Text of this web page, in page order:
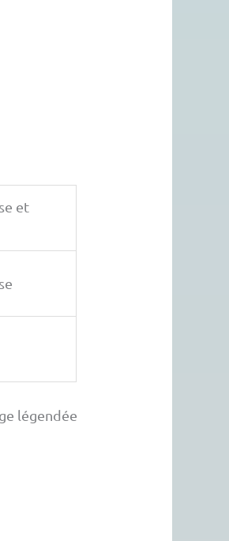
et
légendée